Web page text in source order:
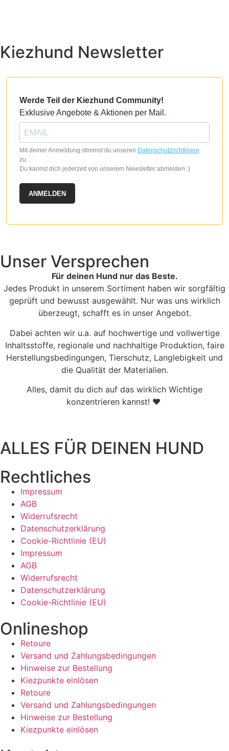
Kiezhund Newsletter
Werde Teil der Kiezhund Community!
Exklusive Angebote & Aktionen per Mail.
Mit deiner Anmeldung stimmst du unseren Datenschutzrichtlinien
zu.
Du kannst dich jederzeit von unserem Newsletter abmelden :)
ANMELDEN
Unser Versprechen
Für deinen Hund nur das Beste.
Jedes Produkt in unserem Sortiment haben wir sorgfältig
geprüft und bewusst ausgewählt. Nur was uns wirklich
überzeugt, schafft es in unser Angebot.
Dabei achten wir u.a. auf hochwertige und vollwertige
Inhaltsstoffe, regionale und nachhaltige Produktion, faire
Herstellungsbedingungen, Tierschutz, Langlebigkeit und
die Qualität der Materialien.
Alles, damit du dich auf das wirklich Wichtige
konzentrieren kannst! ♥
ALLES FÜR DEINEN HUND
Rechtliches
Impressum
AGB
Widerrufsrecht
Datenschutzerklärung
Cookie-Richtlinie (EU)
Impressum
AGB
Widerrufsrecht
Datenschutzerklärung
Cookie-Richtlinie (EU)
Onlineshop
Retoure
Versand und Zahlungsbedingungen
Hinweise zur Bestellung
Kiezpunkte einlösen
Retoure
Versand und Zahlungsbedingungen
Hinweise zur Bestellung
Kiezpunkte einlösen